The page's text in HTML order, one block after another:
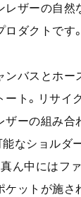
ザーの自然
ダクトです。
ンバスとホー
ト。リサイ
ザーの組み合
なショルダ
ん中にはフ
ットが施さ